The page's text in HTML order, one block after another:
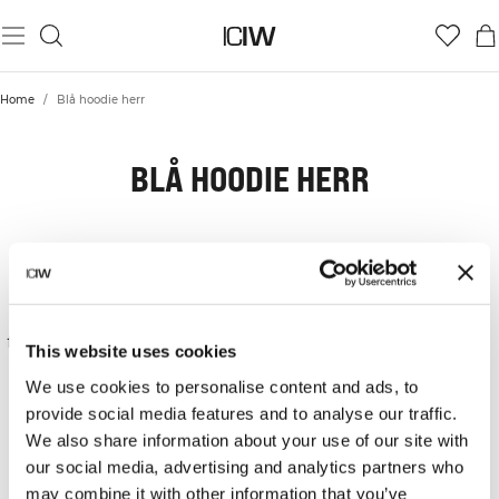
This website uses cookies
We use cookies to personalise content and ads, to
provide social media features and to analyse our traffic.
We also share information about your use of our site with
our social media, advertising and analytics partners who
may combine it with other information that you’ve
Home / Blå hoodie herr
BLÅ HOODIE HERR
Våra blå huvtröjor kombinerar mjukhet med en
framtagna för att fungera lika bra under tunga lyft
som under vila.
<h2> Blå huvtröjor med full rörelsefrihet
En hoodie för träning ställer höga krav på
följsamhet. Materialen i våra blå modeller är valda
för sin mjukhet mot huden och förmåga att sitta